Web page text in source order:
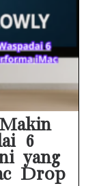
6
yang
Drop